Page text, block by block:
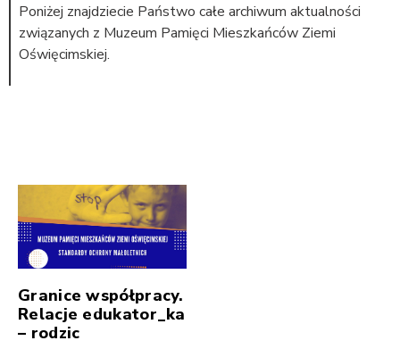
Poniżej znajdziecie Państwo całe archiwum aktualności
związanych z Muzeum Pamięci Mieszkańców Ziemi
Oświęcimskiej.
Granice współpracy.
Relacje edukator_ka
– rodzic